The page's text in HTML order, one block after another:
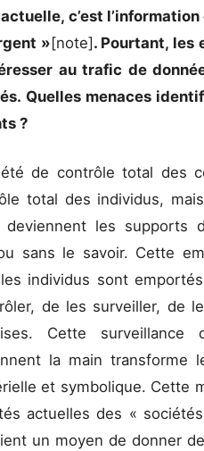
c’est
»[note]. Pourtant, les
au trafic de
Quelles menaces
?
de contrôle total des
total des individus,
les supports
sans le savoir. Cette
individus sont
de les surveiller, de
Cette surveillance
la main transforme
et symbolique. Cette
actuelles des «
un moyen de donner